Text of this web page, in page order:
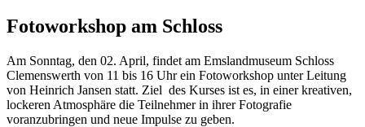
Fotoworkshop am Schloss
Am Sonntag, den 02. April, findet am Emslandmuseum Schloss
Clemenswerth von 11 bis 16 Uhr ein Fotoworkshop unter Leitung
von Heinrich Jansen statt. Ziel des Kurses ist es, in einer kreativen,
lockeren Atmosphäre die Teilnehmer in ihrer Fotografie
voranzubringen und neue Impulse zu geben.